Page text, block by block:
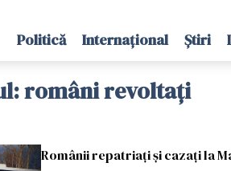
Politică Internațional Știri
români revoltați
Românii repatriați și cazați la